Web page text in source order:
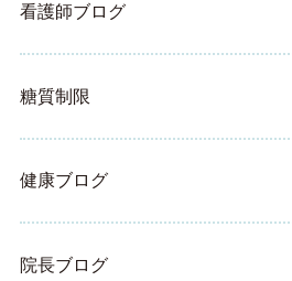
看護師ブログ
糖質制限
健康ブログ
院長ブログ